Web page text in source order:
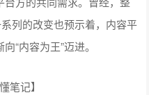
列的改变也预示着，内容平
“内容为王”迈进。
笔记】